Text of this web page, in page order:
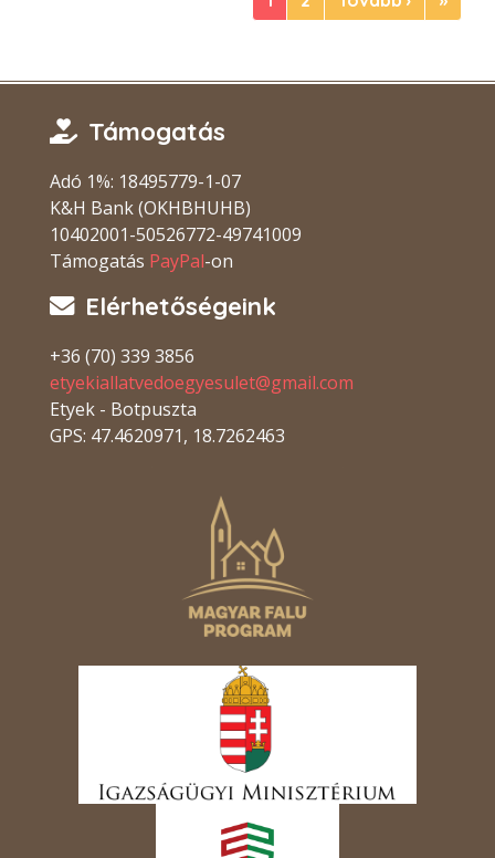
Támogatás
Adó 1%: 18495779-1-07
K&H Bank (OKHBHUHB)
10402001-50526772-49741009
Támogatás PayPal-on
Elérhetőségeink
+36 (70) 339 3856
etyekiallatvedoegyesulet@gmail.com
Etyek - Botpuszta
GPS: 47.4620971, 18.7262463